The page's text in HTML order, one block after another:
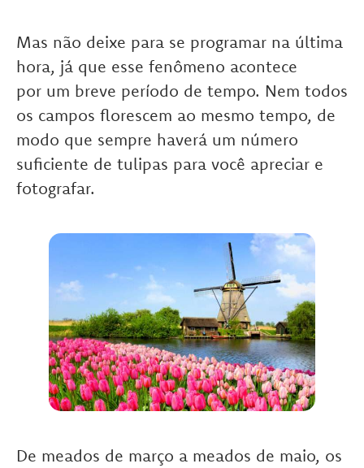
Mas não deixe para se programar na última
hora, já que esse fenômeno acontece
por um breve período de tempo. Nem todos
os campos florescem ao mesmo tempo, de
modo que sempre haverá um número
suficiente de tulipas para você apreciar e
fotografar.
De meados de março a meados de maio, os